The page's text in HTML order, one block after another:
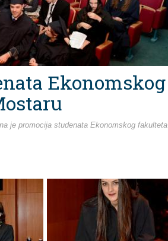
Ekonomskog
je promocija studenata Ekonomskog fakulteta